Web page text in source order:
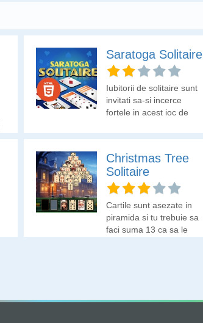
Saratoga Solitaire
Iubitorii de solitaire sunt
invitati sa-si incerce
fortele in acest joc de
Christmas Tree
Solitaire
Cartile sunt asezate in
piramida si tu trebuie sa
faci suma 13 ca sa le